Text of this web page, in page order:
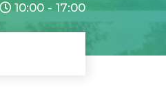
10:00 - 17:00